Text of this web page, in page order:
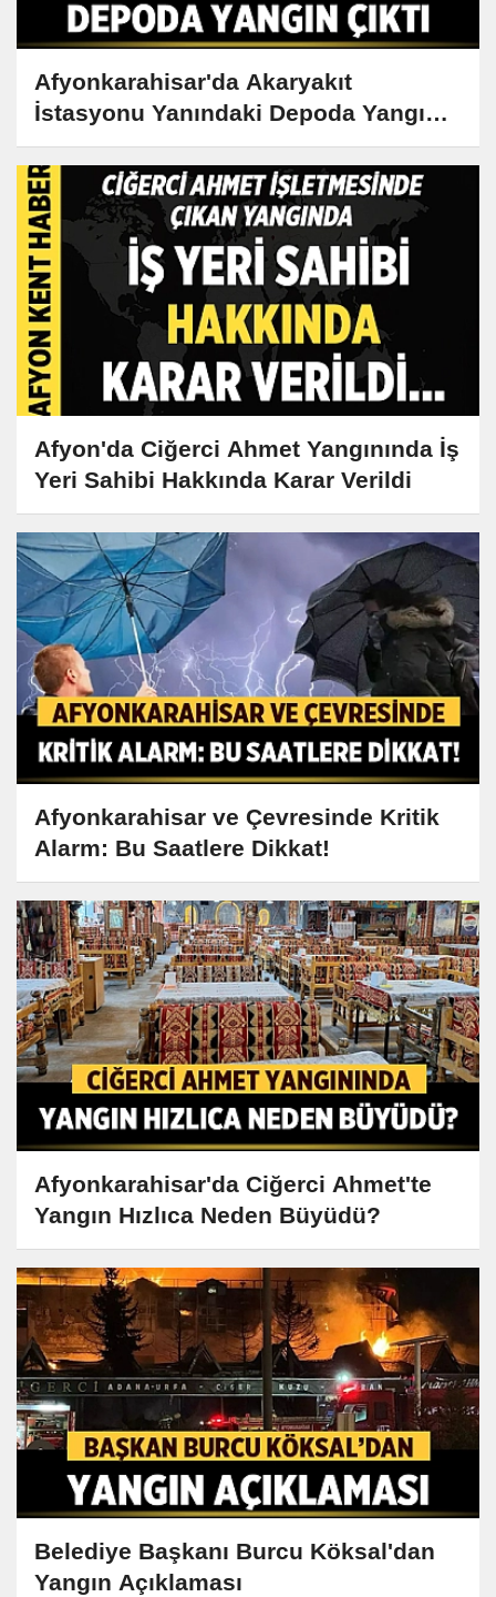
Afyonkarahisar'da Akaryakıt
İstasyonu Yanındaki Depoda Yangın
Çıktı
Afyon'da Ciğerci Ahmet Yangınında İş
Yeri Sahibi Hakkında Karar Verildi
Afyonkarahisar ve Çevresinde Kritik
Alarm: Bu Saatlere Dikkat!
Afyonkarahisar'da Ciğerci Ahmet'te
Yangın Hızlıca Neden Büyüdü?
Belediye Başkanı Burcu Köksal'dan
Yangın Açıklaması